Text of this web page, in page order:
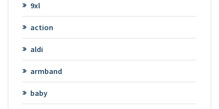
9xl
action
aldi
armband
baby